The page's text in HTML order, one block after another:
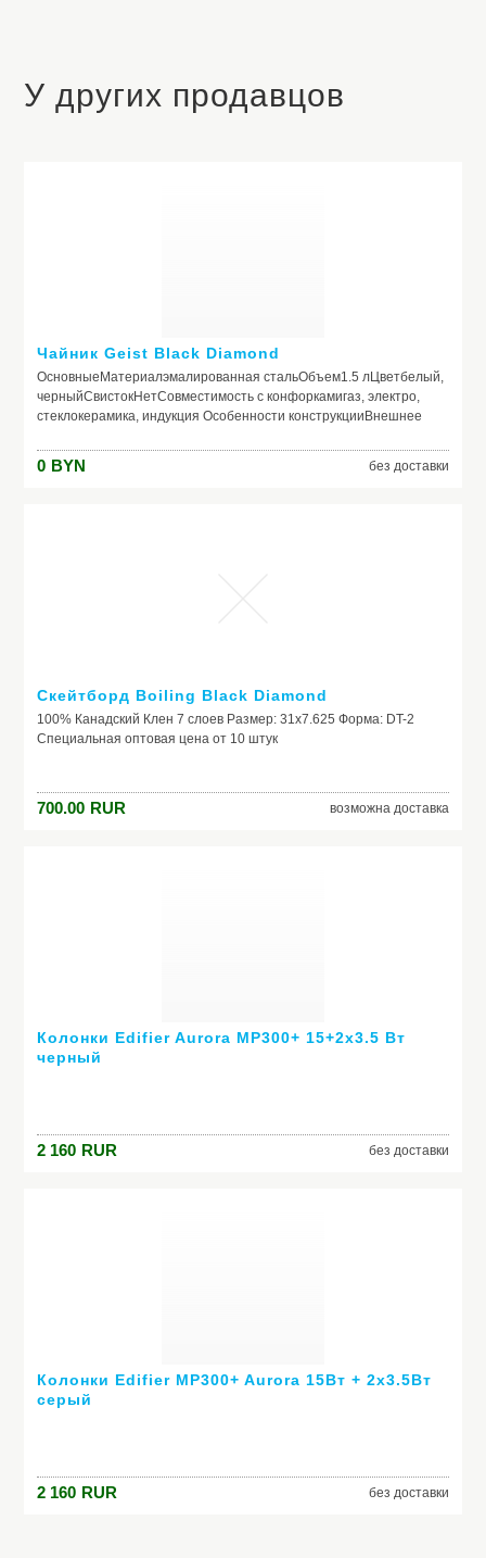
У других продавцов
Чайник Geist Black Diamond
ОсновныеМатериалэмалированная стальОбъем1.5 лЦветбелый,
черныйСвистокНетСовместимость с конфоркамигаз, электро,
стеклокерамика, индукция Особенности конструкцииВнешнее
0 BYN без доставки
Скейтборд Boiling Black Diamond
100% Канадский Клен 7 слоев Размер: 31x7.625 Форма: DT-2
Специальная оптовая цена от 10 штук
700.00 RUR возможна доставка
Колонки Edifier Aurora MP300+ 15+2х3.5 Вт
черный
2 160 RUR без доставки
Колонки Edifier MP300+ Aurora 15Вт + 2x3.5Вт
серый
2 160 RUR без доставки